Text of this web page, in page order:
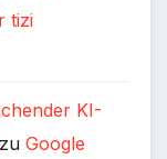
tizi
KI-
zu Google